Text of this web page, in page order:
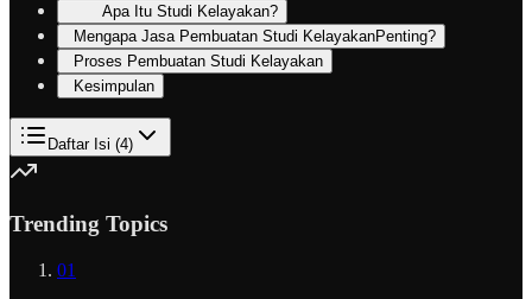
Apa Itu Studi Kelayakan?
Mengapa Jasa Pembuatan Studi KelayakanPenting?
Proses Pembuatan Studi Kelayakan
Kesimpulan
Daftar Isi (4)
Trending Topics
01